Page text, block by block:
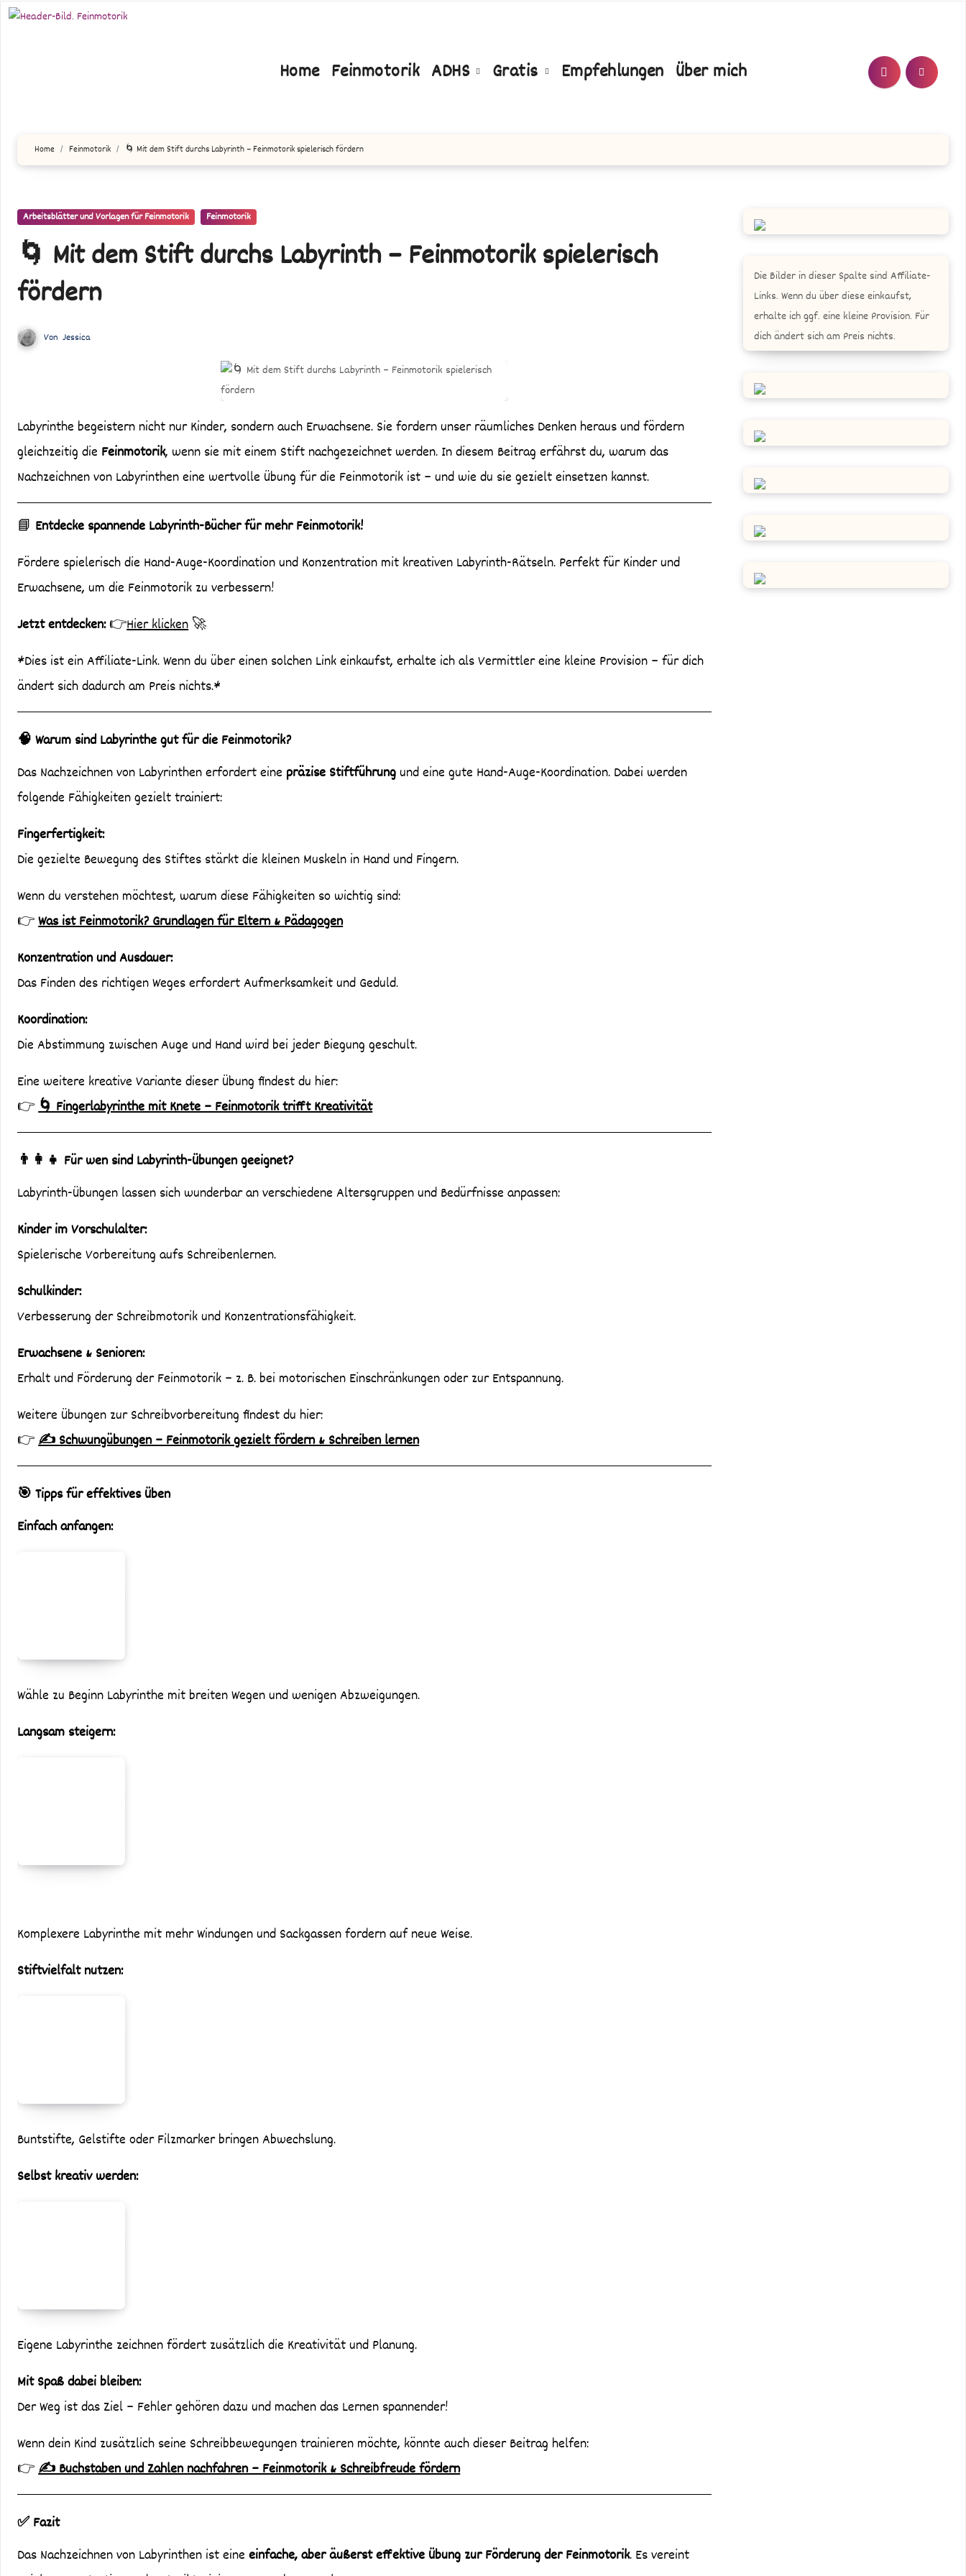
Zum
Home Feinmotorik ADHS Gratis Empfehlungen Über mich T/N
Home Feinmotorik 🌀 Mit dem Stift durchs Labyrinth – Feinmotorik spielerisch fördern
Arbeitsblätter und Vorlagen für Feinmotorik Feinmotorik
🌀 Mit dem Stift durchs Labyrinth – Feinmotorik spielerisch
fördern
Von Jessica
Labyrinthe begeistern nicht nur Kinder, sondern auch Erwachsene. Sie fordern unser räumliches Denken heraus und fördern
gleichzeitig die Feinmotorik, wenn sie mit einem Stift nachgezeichnet werden. In diesem Beitrag erfährst du, warum das
Nachzeichnen von Labyrinthen eine wertvolle Übung für die Feinmotorik ist – und wie du sie gezielt einsetzen kannst.
📘 Entdecke spannende Labyrinth-Bücher für mehr Feinmotorik!
Fördere spielerisch die Hand-Auge-Koordination und Konzentration mit kreativen Labyrinth-Rätseln. Perfekt für Kinder und
Erwachsene, um die Feinmotorik zu verbessern!
Jetzt entdecken:👉Hier klicken🚀
*Dies ist ein Affiliate-Link. Wenn du über einen solchen Link einkaufst, erhalte ich als Vermittler eine kleine Provision – für dich
ändert sich dadurch am Preis nichts.*
🧠 Warum sind Labyrinthe gut für die Feinmotorik?
Das Nachzeichnen von Labyrinthen erfordert eine präzise Stiftführungund eine gute Hand-Auge-Koordination. Dabei werden
folgende Fähigkeiten gezielt trainiert:
Fingerfertigkeit:
Die gezielte Bewegung des Stiftes stärkt die kleinen Muskeln in Hand und Fingern.
Wenn du verstehen möchtest, warum diese Fähigkeiten so wichtig sind:
👉Was ist Feinmotorik? Grundlagen für Eltern & Pädagogen
Konzentration und Ausdauer:
Das Finden des richtigen Weges erfordert Aufmerksamkeit und Geduld.
Koordination:
Die Abstimmung zwischen Auge und Hand wird bei jeder Biegung geschult.
Eine weitere kreative Variante dieser Übung findest du hier:
👉🌀 Fingerlabyrinthe mit Knete – Feinmotorik trifft Kreativität
👨‍👩‍👧 Für wen sind Labyrinth-Übungen geeignet?
Labyrinth-Übungen lassen sich wunderbar an verschiedene Altersgruppen und Bedürfnisse anpassen:
Kinder im Vorschulalter:
Spielerische Vorbereitung aufs Schreibenlernen.
Schulkinder:
Verbesserung der Schreibmotorik und Konzentrationsfähigkeit.
Erwachsene & Senioren:
Erhalt und Förderung der Feinmotorik – z. B. bei motorischen Einschränkungen oder zur Entspannung.
Weitere Übungen zur Schreibvorbereitung findest du hier:
👉✍️ Schwungübungen – Feinmotorik gezielt fördern & Schreiben lernen
🎯 Tipps für effektives Üben
Einfach anfangen:
Wähle zu Beginn Labyrinthe mit breiten Wegen und wenigen Abzweigungen.
Langsam steigern:
Komplexere Labyrinthe mit mehr Windungen und Sackgassen fordern auf neue Weise.
Stiftvielfalt nutzen:
Buntstifte, Gelstifte oder Filzmarker bringen Abwechslung.
Selbst kreativ werden:
Eigene Labyrinthe zeichnen fördert zusätzlich die Kreativität und Planung.
Mit Spaß dabei bleiben:
Der Weg ist das Ziel – Fehler gehören dazu und machen das Lernen spannender!
Wenn dein Kind zusätzlich seine Schreibbewegungen trainieren möchte, könnte auch dieser Beitrag helfen:
👉✍️ Buchstaben und Zahlen nachfahren – Feinmotorik & Schreibfreude fördern
✅ Fazit
Das Nachzeichnen von Labyrinthen ist eineeinfache, aber äußerst effektive Übung zur Förderung der Feinmotorik. Es vereint
Die Bilder in dieser Spalte sind Affiliate-
Links. Wenn du über diese einkaufst,
erhalte ich ggf. eine kleine Provision. Für
dich ändert sich am Preis nichts.